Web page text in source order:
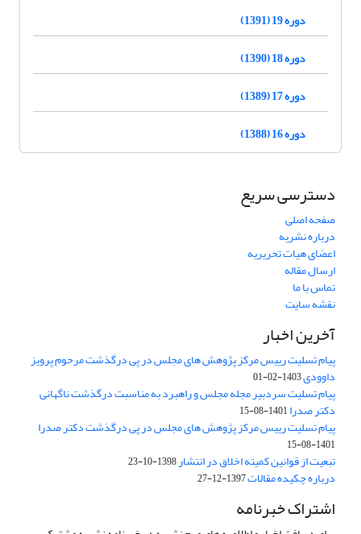
دوره 19 (1391)
دوره 18 (1390)
دوره 17 (1389)
دوره 16 (1388)
دسترسی سریع
صفحه اصلی
درباره نشریه
اعضای هیات تحریریه
ارسال مقاله
تماس با ما
نقشه سایت
آخرین اخبار
پیام تسلیت رییس مرکز پژوهش های مجلس در پی درگذشت مرحوم پرویز
داوودی1403-02-01
پیام تسلیت سردبیر مجله مجلس و راهبرد به مناسبت درگذشت ناگهانی
دکتر صدرا1401-08-15
پیام تسلیت رییس مرکز پژوهش های مجلس در پی درگذشت دکتر صدرا
1401-08-15
تبعیت از قوانین کمیته اخلاق در انتشار1398-10-23
درباره چکیده مقالات1397-12-27
اشتراک خبرنامه